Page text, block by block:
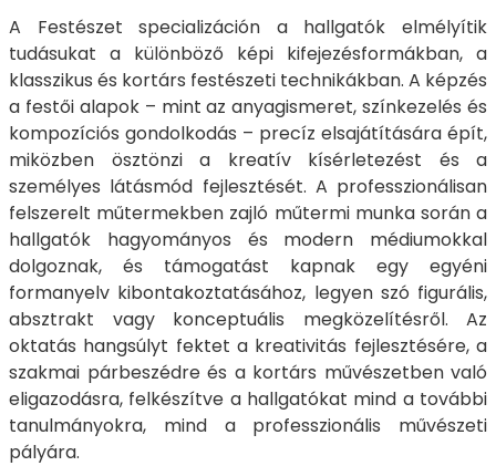
A Festészet specializáción a hallgatók elmélyítik
tudásukat a különböző képi kifejezésformákban, a
klasszikus és kortárs festészeti technikákban. A képzés
a festői alapok – mint az anyagismeret, színkezelés és
kompozíciós gondolkodás – precíz elsajátítására épít,
miközben ösztönzi a kreatív kísérletezést és a
személyes látásmód fejlesztését. A professzionálisan
felszerelt műtermekben zajló műtermi munka során a
hallgatók hagyományos és modern médiumokkal
dolgoznak, és támogatást kapnak egy egyéni
formanyelv kibontakoztatásához, legyen szó figurális,
absztrakt vagy konceptuális megközelítésről. Az
oktatás hangsúlyt fektet a kreativitás fejlesztésére, a
szakmai párbeszédre és a kortárs művészetben való
eligazodásra, felkészítve a hallgatókat mind a további
tanulmányokra, mind a professzionális művészeti
pályára.